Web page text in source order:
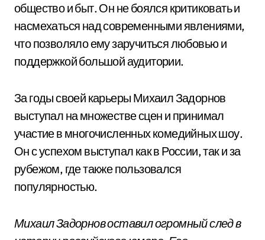
общество и быт. Он не боялся критиковать и
насмехаться над современными явлениями,
что позволяло ему заручиться любовью и
поддержкой большой аудитории.
За годы своей карьеры Михаил Задорнов
выступал на множестве сцен и принимал
участие в многочисленных комедийных шоу.
Он с успехом выступал как в России, так и за
рубежом, где также пользовался
популярностью.
Михаил Задорнов оставил огромный след в